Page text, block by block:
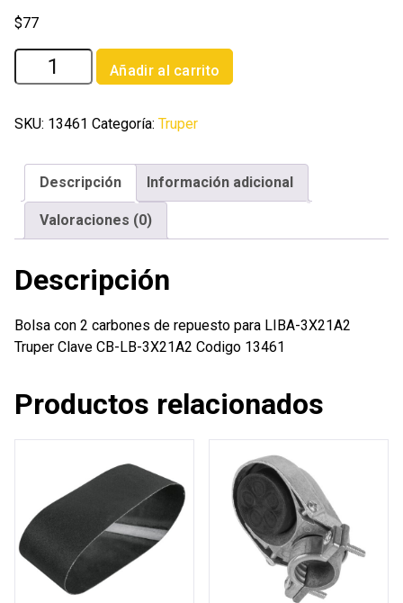
$77
Bolsa
con
carbones
repuesto
para
LIBA-
3X21A2
cantidad
Añadir al carrito
SKU: 13461 Categoría: Truper
Descripción Información adicional
Valoraciones (0)
Descripción
Bolsa con 2 carbones de repuesto para LIBA-3X21A2
Truper Clave CB-LB-3X21A2 Codigo 13461
Productos relacionados